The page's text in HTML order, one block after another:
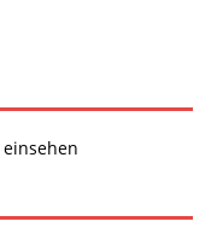
einsehen